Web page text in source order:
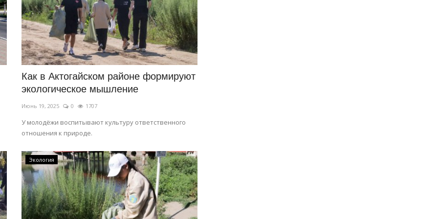
Как в Актогайском районе формируют
экологическое мышление
Июнь 19, 2025 0 1707
У молодёжи воспитывают культуру ответственного
отношения к природе.
Экология